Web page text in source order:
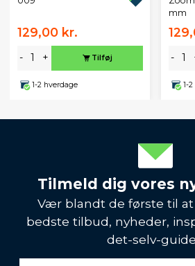
129,00 kr.
- + Tilføj
1-2 hverdage
mm
-
1-
Tilmeld dig vores
Vær blandt de første til
bedste tilbud, nyheder,
det-selv-